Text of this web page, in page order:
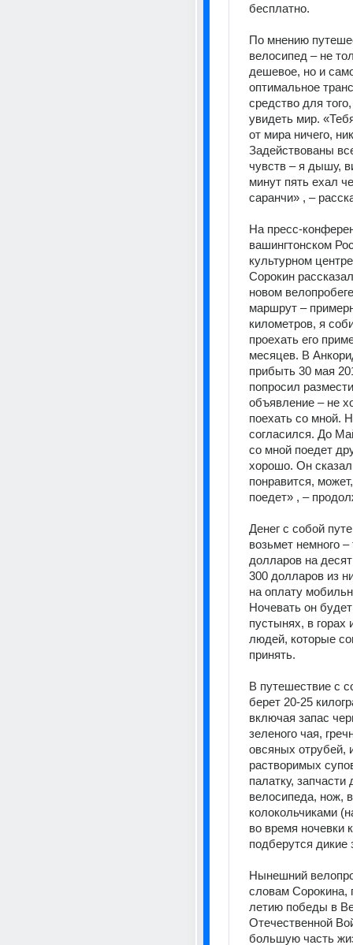
бесплатно.
По мнению
велосипед – не
дешевое, но и
оптимальное
средство для
увидеть мир.
от мира ничего,
Задействованы
чувств – я дышу,
минут пять ехал
саранчи» , –
На пресс-
вашингтонском
культурном
Сорокин
новом
маршрут –
километров, я
проехать его
месяцев. В
прибыть 30 мая
попросил
объявление – не
поехать со мной.
согласился. До
со мной поедет
хорошо. Он
понравится,
поедет» , –
Денег с собой
возьмет немного
долларов на
300 долларов из
на оплату
Ночевать он
пустынях, в горах
людей, которые
принять.
В путешествие с
берет 20-25
включая запас
зеленого чая,
овсяных отрубей,
растворимых
палатку, запчасти
велосипеда, нож,
колокольчиками
во время ночевки
подберутся дикие
Нынешний
словам Сорокина,
летию победы в
Отечественной
большую часть